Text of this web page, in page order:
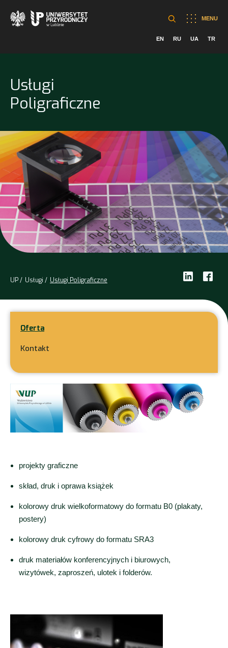
MENU
EN RU UA TR
Usługi
Poligraficzne
UP Usługi Usługi Poligraficzne
Oferta
Kontakt
projekty graficzne
skład, druk i oprawa książek
kolorowy druk wielkoformatowy do formatu B0 (plakaty,
postery)
kolorowy druk cyfrowy do formatu SRA3
druk materiałów konferencyjnych i biurowych,
wizytówek, zaproszeń, ulotek i folderów.